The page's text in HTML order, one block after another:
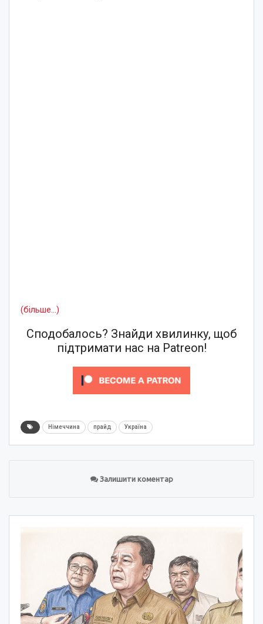
(більше…)
Сподобалось? Знайди хвилинку, щоб
підтримати нас на Patreon!
Німеччина прайд Україна
Залишити коментар